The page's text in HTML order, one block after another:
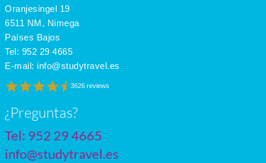
June
July
Oranjesingel 19
6511 NM, Nimega
Países Bajos
Tel: 952 29 4665
E-mail: info@studytravel.es
3626 reviews
¿Preguntas?
Tel: 952 29 4665
info@studytravel.es